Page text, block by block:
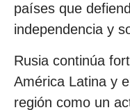
países que
independencia y
Rusia continúa
América Latina y
región como un